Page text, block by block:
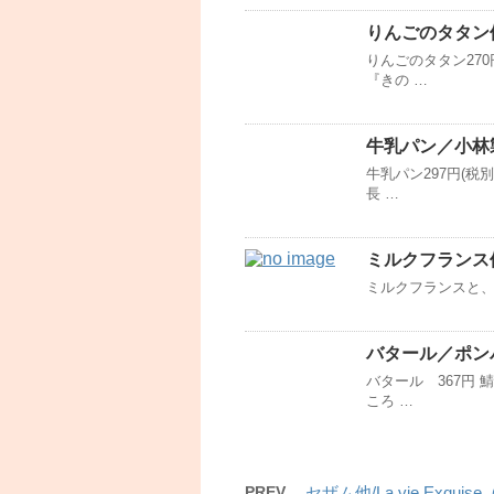
りんごのタタ
りんごのタタン
『きの …
牛乳パン／小林
牛乳パン297円(税
長 …
ミルクフラン
ミルクフランスと
バタール／ポン
バタール 367円 鯖
ころ …